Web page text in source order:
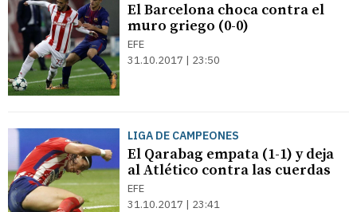
El Barcelona choca contra el
muro griego (0-0)
EFE
31.10.2017 | 23:50
LIGA DE CAMPEONES
El Qarabag empata (1-1) y deja
al Atlético contra las cuerdas
EFE
31.10.2017 | 23:41